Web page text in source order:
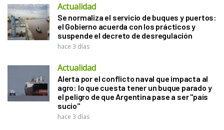
Actualidad
Se normaliza el servicio de buques y puertos:
el Gobierno acuerda con los prácticos y
suspende el decreto de desregulación
hace 3 días
Actualidad
Alerta por el conflicto naval que impacta al
agro: lo que cuesta tener un buque parado y
el peligro de que Argentina pase a ser "país
sucio"
hace 3 días